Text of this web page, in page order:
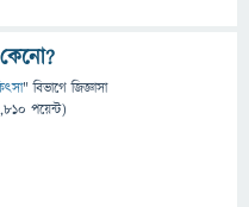
" বিভাগে জিজ্ঞাসা
পয়েন্ট)